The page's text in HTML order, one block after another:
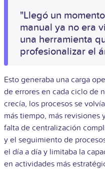
"Llegó un
manual ya no era
una herramienta
profesionalizar el
Esto generaba una carga
de errores en cada ciclo de
crecía, los procesos se
más tiempo, más revisiones
falta de centralización
y el seguimiento de
el día a día y limitaba la
en actividades más